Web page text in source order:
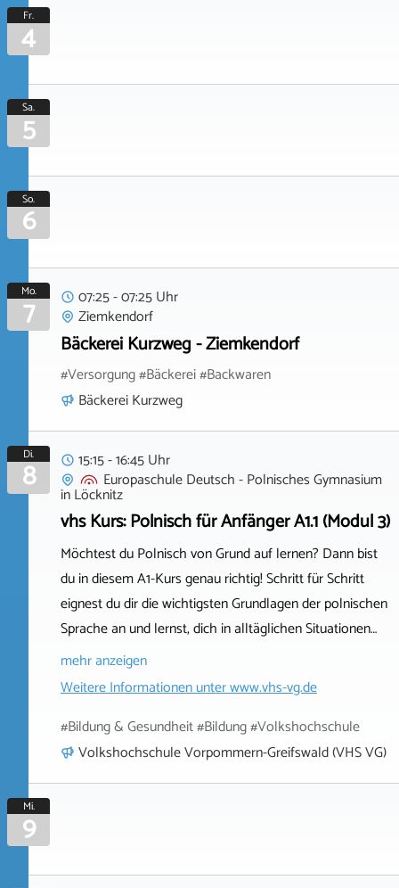
Fr.
4
Sa.
5
So.
6
Mo.
7
07:25 - 07:25 Uhr
Ziemkendorf
Bäckerei Kurzweg - Ziemkendorf
#Versorgung #Bäckerei #Backwaren
Bäckerei Kurzweg
Di.
8
15:15 - 16:45 Uhr
Europaschule Deutsch - Polnisches Gymnasium
inLöcknitz
vhs Kurs: Polnisch für Anfänger A1.1 (Modul 3)
Möchtest du Polnisch von Grund auf lernen? Dann bist
du in diesem A1-Kurs genau richtig! Schritt für Schritt
eignest du dir die wichtigsten Grundlagen der polnischen
Sprache an und lernst, dich in alltäglichen Situationen…
mehr anzeigen
Weitere Informationen unterwww.vhs-vg.de
#Bildung & Gesundheit #Bildung #Volkshochschule
Volkshochschule Vorpommern-Greifswald (VHS VG)
Mi.
9